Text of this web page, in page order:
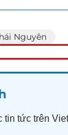
Nguyên
tin tức trên